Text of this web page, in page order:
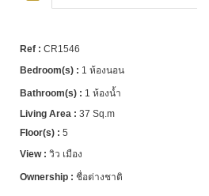
CR1546
1 ห้องนอน
1 ห้องน้ำ
37 Sq.m
5
วิว เมือง
ชื่อต่างชาติ